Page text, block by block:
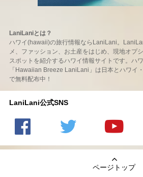
LaniLaniとは？
ハワイ(hawaii)の旅行情報ならLaniLani。
メ、ファッション、お土産をはじめ、現地オプ
スポットを紹介するハワイ情報サイトです。ハ
「Hawaiian Breeze LaniLani」は日本とハワイ
で無料配布中！
LaniLani公式SNS
の
のtwitter
の
Youtube
チャンネ
ページトップ